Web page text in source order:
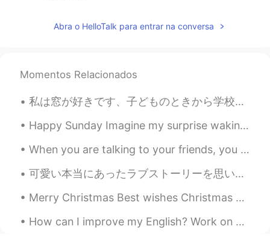
ES EN
Edward
advice
牛乃糖 2020.08.22 15:33
CN EN
Abra o HelloTalk para entrar na conversa
Momentos Relacionados
私は窓が好きです、子どものときから学校でいつも窓の近くにすわっていました ♡ 旅行のときも窓の近くにすわりたいです、外へみると気持ちがいい( ¨̮ )︎︎♡ でもときどき何かさがしているような気...
Happy Sunday Imagine my surprise waking up to a sunny morning as I thought we were in for some ra...
When you are talking to your friends, you pretend as though your life has no problems, no worries...
可愛い本当にあったラブストーリーを思い出しました。 私がフランスに住んでいる時、ホストファミリーのお兄さんはスウェーデンで留学していました。あそこでポーランドから来た女性に出逢って、惚れたそう...
Merry Christmas Best wishes Christmas greetings Happy holidays Merry Xmas Holiday greetings ...
How can I improve my English? Work on your pronunciation. Even if you have an acceptable grasp of...